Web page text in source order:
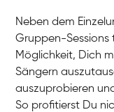
Neben dem
Gruppen-Sessions
Möglichkeit, Dich
Sängern
auszuprobieren
So profitierst Du